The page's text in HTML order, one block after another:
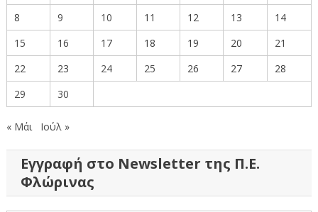
8
9 10 11 12 13
14
15
16 17 18 19 20
21
22
23 24 25 26 27
28
29
30
« Μάι Ιούλ »
Εγγραφή στο Newsletter της Π.Ε.
Φλώρινας